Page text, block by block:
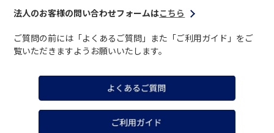
法人のお客様の問い合わせフォームはこちら
ご質問の前には「よくあるご質問」また「ご利用ガイド」をご
覧いただきますようお願いいたします。